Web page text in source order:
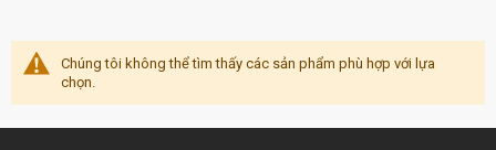
Chúng tôi không thể tìm thấy các sản phẩm phù hợp với lựa
chọn.